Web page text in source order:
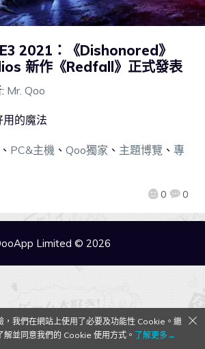
2021：《Dishonored》
新作《Redfall》正式發表
Mr. Qoo
0 0
用的魔法
、 PC&主機、 Qoo獨家 、 主題博覽 、 專
Limited © 2026
，我們在網站上使用了必要及功能性 Cookie。繼
並同意我們的 Cookie 使用方式。 了解更多→